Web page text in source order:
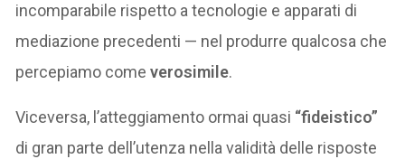
incomparabile rispetto a tecnologie e apparati di
mediazione precedenti — nel produrre qualcosa che
percepiamo comeverosimile.
Viceversa, l’atteggiamento ormai quasi “fideistico”
di gran parte dell’utenza nella validità delle risposte